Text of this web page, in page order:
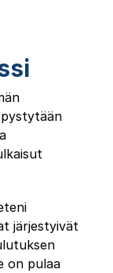
järjestyivät
on pulaa